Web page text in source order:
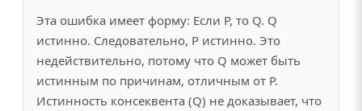
Эта ошибка имеет форму: Если P, то Q. Q
истинно. Следовательно, P истинно. Это
недействительно, потому что Q может быть
истинным по причинам, отличным от P.
Истинность консеквента (Q) не доказывает, что